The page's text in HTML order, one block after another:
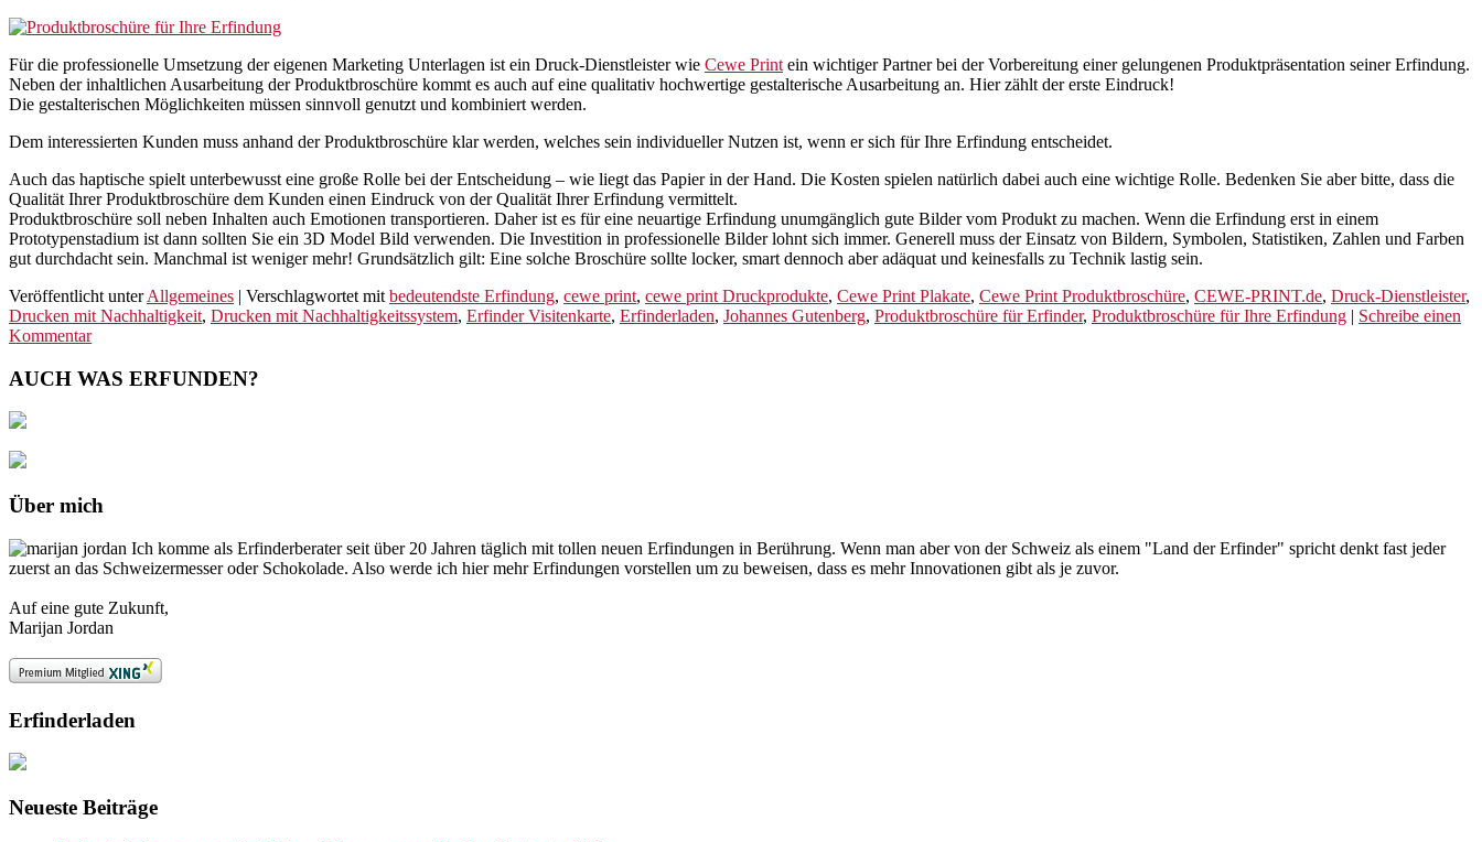
Für die professionelle Umsetzung der eigenen Marketing Unterlagen ist ein Druck-Dienstleister wie Cewe Print ein wichtiger Partner bei der Vorbereitung einer gelungenen Produktpräsentation seiner Erfindung.
Neben der inhaltlichen Ausarbeitung der Produktbroschüre kommt es auch auf eine qualitativ hochwertige gestalterische Ausarbeitung an. Hier zählt der erste Eindruck!
Die gestalterischen Möglichkeiten müssen sinnvoll genutzt und kombiniert werden.
Dem interessierten Kunden muss anhand der Produktbroschüre klar werden, welches sein individueller Nutzen ist, wenn er sich für Ihre Erfindung entscheidet.
Auch das haptische spielt unterbewusst eine große Rolle bei der Entscheidung – wie liegt das Papier in der Hand. Die Kosten spielen natürlich dabei auch eine wichtige Rolle. Bedenken Sie aber bitte, dass die
Qualität Ihrer Produktbroschüre dem Kunden einen Eindruck von der Qualität Ihrer Erfindung vermittelt.
Produktbroschüre soll neben Inhalten auch Emotionen transportieren. Daher ist es für eine neuartige Erfindung unumgänglich gute Bilder vom Produkt zu machen. Wenn die Erfindung erst in einem
Prototypenstadium ist dann sollten Sie ein 3D Model Bild verwenden. Die Investition in professionelle Bilder lohnt sich immer. Generell muss der Einsatz von Bildern, Symbolen, Statistiken, Zahlen und Farben
gut durchdacht sein. Manchmal ist weniger mehr! Grundsätzlich gilt: Eine solche Broschüre sollte locker, smart dennoch aber adäquat und keinesfalls zu Technik lastig sein.
Veröffentlicht unter Allgemeines | Verschlagwortet mit bedeutendste Erfindung, cewe print, cewe print Druckprodukte, Cewe Print Plakate, Cewe Print Produktbroschüre, CEWE-PRINT.de, Druck-Dienstleister,
Drucken mit Nachhaltigkeit, Drucken mit Nachhaltigkeitssystem, Erfinder Visitenkarte, Erfinderladen, Johannes Gutenberg, Produktbroschüre für Erfinder, Produktbroschüre für Ihre Erfindung | Schreibe einen
Kommentar
AUCH WAS ERFUNDEN?
Über mich
Ich komme als Erfinderberater seit über 20 Jahren täglich mit tollen neuen Erfindungen in Berührung. Wenn man aber von der Schweiz als einem "Land der Erfinder" spricht denkt fast jeder
zuerst an das Schweizermesser oder Schokolade. Also werde ich hier mehr Erfindungen vorstellen um zu beweisen, dass es mehr Innovationen gibt als je zuvor.
Auf eine gute Zukunft,
Marijan Jordan
Erfinderladen
Neueste Beiträge